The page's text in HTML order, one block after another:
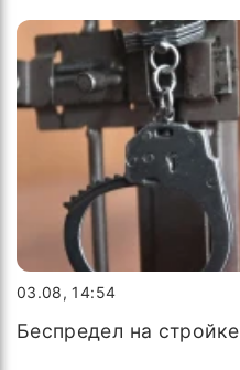
03.08, 14:54
Беспредел на стройке